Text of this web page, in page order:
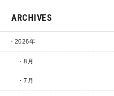
ARCHIVES
2026年
・8月
・7月